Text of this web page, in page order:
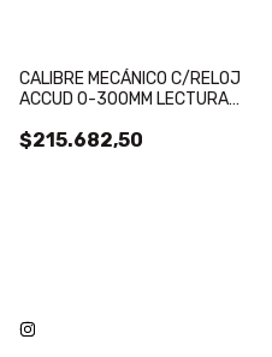
CALIBRE MECÁNICO C/RELOJ
ACCUD 0-300MM LECTURA
$215.682,50